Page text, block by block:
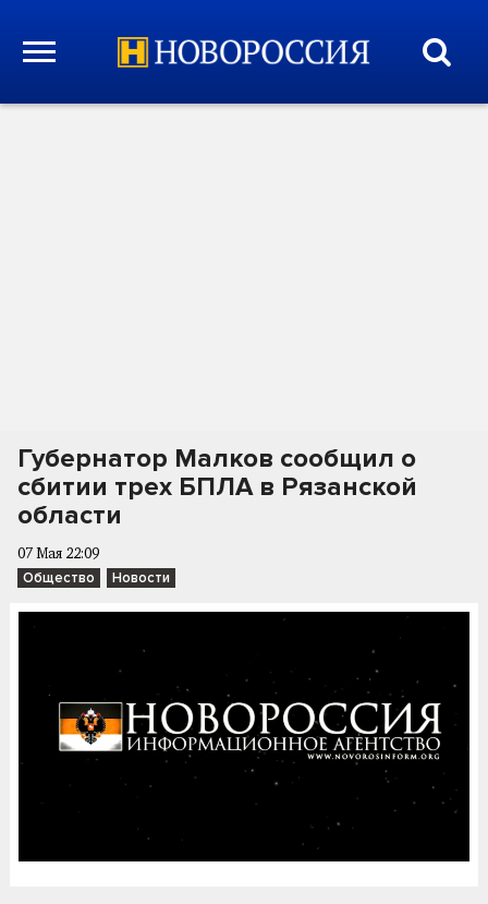
Губернатор Малков сообщил о
сбитии трех БПЛА в Рязанской
области
07 Мая 22:09
Общество Новости